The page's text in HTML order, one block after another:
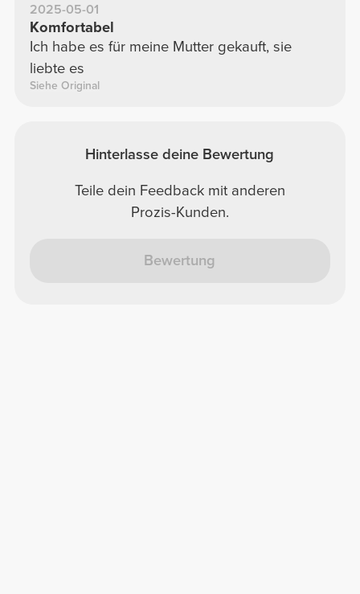
2025-05-01
Komfortabel
Ich habe es für meine Mutter gekauft, sie
liebte es
Siehe Original
Hinterlasse deine Bewertung
Teile dein Feedback mit anderen
Prozis-Kunden.
Bewertung